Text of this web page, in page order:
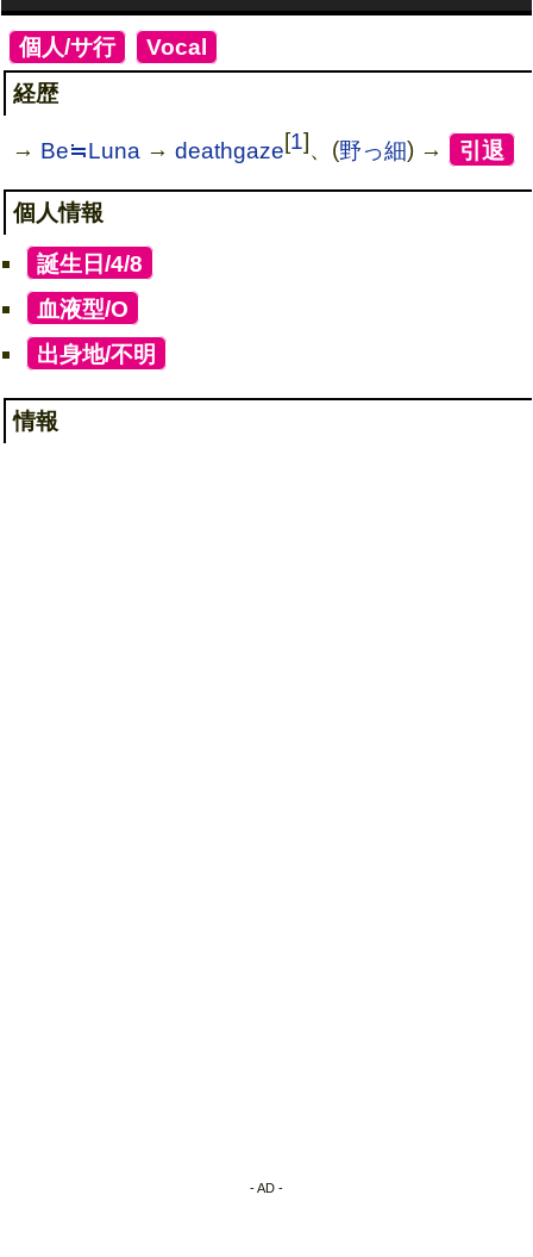
個人/サ行] Vocal
経歴
→ Be≒Luna →deathgaze[1]、(野っ細) → 引退
個人情報
誕生日/4/8
血液型/O
出身地/不明
情報
- AD -